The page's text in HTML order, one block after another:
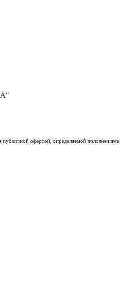
публичной офертой, определяемой положениями